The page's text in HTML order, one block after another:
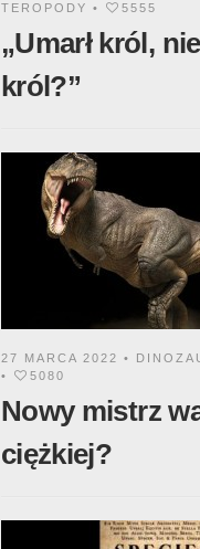
TEROPODY • 5555
„Umarł król,
król?”
27 MARCA 2022 •
•
5080
Nowy mistrz
ciężkiej?